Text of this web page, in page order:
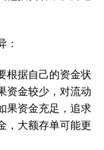
：
根据自己的资金状
资金较少，对流动
果资金充足，追求
，大额存单可能更